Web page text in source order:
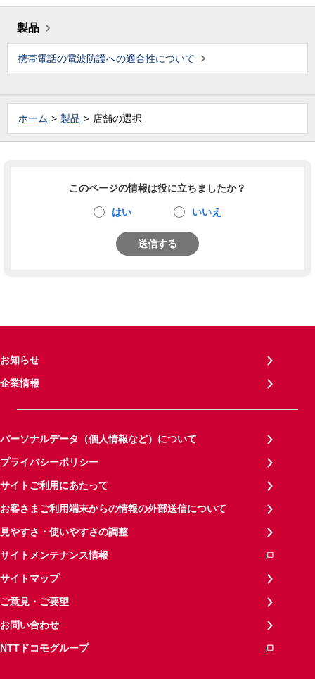
製品
携帯電話の電波防護への適合性について
ホーム 製品 店舗の選択
このページの情報は役に立ちましたか？
はい いいえ
送信する
お知らせ
企業情報
パーソナルデータ（個人情報など）について
プライバシーポリシー
サイトご利用にあたって
お客さまご利用端末からの情報の外部送信について
見やすさ・使いやすさの調整
サイトメンテナンス情報
サイトマップ
ご意見・ご要望
お問い合わせ
NTTドコモグループ